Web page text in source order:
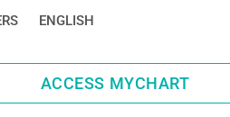
ENGLISH
ACCESS MYCHART